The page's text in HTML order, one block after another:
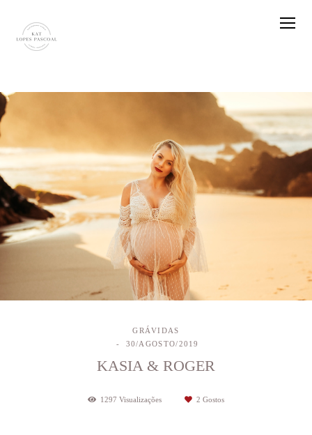
GRÁVIDAS
30/AGOSTO/2019
KASIA & ROGER
1297 Visualizações 2 Gostos